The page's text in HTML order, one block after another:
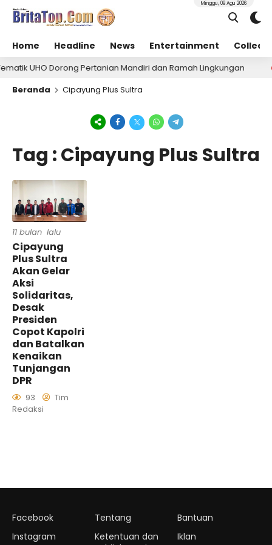
Home Headline News Entertainment
Minggu, 09 Agu 2026
UHO Dorong Pertanian Mandiri dan Ramah Lingkungan
Beranda Cipayung Plus Sultra
Tag : Cipayung Plus Sultra
11 bulan lalu
Cipayung
Plus Sultra
Akan Gelar
Aksi
Solidaritas,
Desak
Presiden
Copot Kapolri
dan Batalkan
Kenaikan
Tunjangan
DPR
93
Tim
Redaksi
Facebook
Instagram
Tentang
Ketentuan dan
Bantuan
Iklan